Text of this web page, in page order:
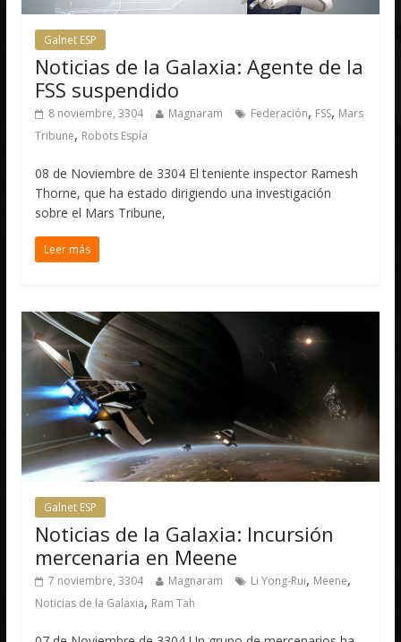
Galnet ESP
Noticias de la Galaxia: Agente de la
FSS suspendido
8 noviembre, 3304 Magnaram Federación, FSS, Mars
Tribune, Robots Espía
08 de Noviembre de 3304 El teniente inspector Ramesh
Thorne, que ha estado dirigiendo una investigación
sobre el Mars Tribune,
Leer más
Galnet ESP
Noticias de la Galaxia: Incursión
mercenaria en Meene
7 noviembre, 3304 Magnaram Li Yong-Rui, Meene,
Noticias de la Galaxia, Ram Tah